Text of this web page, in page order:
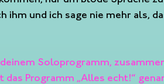
ihm und ich sage nie mehr als,
Soloprogramm,
Programm „Alles echt!“